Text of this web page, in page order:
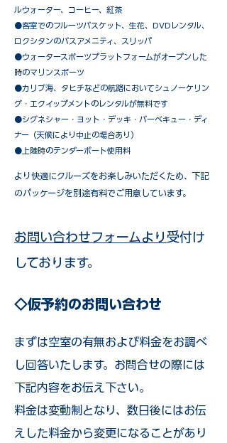
ルウォーター、コーヒー、紅茶
●客室でのフルーツバスケット、生花、DVDレンタル、
ロクシタンのバスアメニティ、スリッパ
●ウォータースポーツプラットフォームがオープンした
時のマリンスポーツ
●カリブ海、タヒチなどの航路においてシュノーケリン
グ・エクイップメントのレンタルが無料です
​●シグネシャー・ヨット・デッキ・バーベキュー・ディ
ナー（天候により中止の場合あり）
●上陸時のテンダーボート使用料
​より快適にクルーズをお楽しみいただくため、下記
のパッケージを別途有料でご用意しています。​
お問い合わせフォームより 受付け
しております。
◇仮予約のお問い合わせ
まずは空室の有無および料金をお調べ
し回答いたします。お問合せの際には
下記内容をお伝え下さい。
料金は変動制となり、数日後にはお伝
えした料金から変更になることがあり